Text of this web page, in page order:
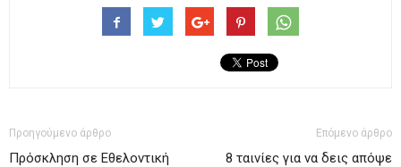
Προηγούμενο άρθρο
Πρόσκληση σε Εθελοντική
Επόμενο άρθρο
8 ταινίες για να δεις απόψε